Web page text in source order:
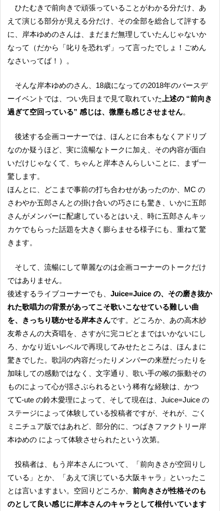
ひたむきで前向きで頑張っていることがわかる分だけ、あ
えて演じる部分が見える分だけ、その全部を総合して評する
に、岸本ゆめのさんは、まだまだ無理していたんじゃないか
なって（だから「叱りを恐れず」って言ったでしょ！ごめん
なさいってば！）。
そんな岸本ゆめのさん、18歳になっての2018年のバースデ
ーイベントでは、つい先日まで見て取れていた 上述の “前向き
過ぎて空回っている” 感じは、微塵も感じさせません。
後述する企画コーナーでは、ほんとに台本もなくアドリブ
なのか疑うほど、実に流暢なトークに加え、その内容が面白
いだけじゃなくて、ちゃんと岸本さんらしいことに、まず一
驚します。
ほんとに、どこまで事前の打ち合わせがあったのか、MC の
さわやか五郎さんとの掛け合いの巧さにも驚き、いかに五郎
さんがメンバーに配慮しているとはいえ、時に五郎さんキッ
カケでもらった話題を大きく膨らませる様子にも、重ねて驚
きます。
そして、流暢にして華麗なのは企画コーナーのトークだけ
ではありません。
後述するライブコーナーでも、 Juice=Juice の、その磨き抜か
れた歌唱力の背景があってこそ歌いこなせている難しい曲
を、きっちり聴かせる岸本さんです。どころか、あの高木紗
友希さんの大斉唱を、さすがに完コピとまではいかないにし
ろ、かなり近いレベルで再現してみせたところは、ほんまに
驚きでした。歌詞の内容だったりメンバーの来歴だったりを
加味しての感動ではなく、文字通り、歌い手の喉の振動その
ものによって心が揺さぶられるという稀有な経験は、かつ
て℃-ute の鈴木愛理によって、そして現在は、Juice=Juice の
ステージによって体験している投稿者ですが、それが、ごく
ミニチュア版ではあれど、部分的に、つばきファクトリー岸
本ゆめの によって体験させられたという次第。
投稿者は、もう岸本さんについて、「前向きさが空回りし
ている」とか、「あえて演じている大阪キャラ」といったこ
とは言いますまい。空回りどころか、 前向きさが性格そのも
のとして良い感じに岸本さんのキャラとして根付いています